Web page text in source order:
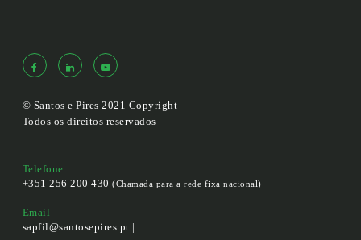
© Santos e Pires 2021 Copyright
Todos os direitos reservados
Telefone
+351 256 200 430(Chamada para a rede fixa nacional)
Email
sapfil@santosepires.pt |